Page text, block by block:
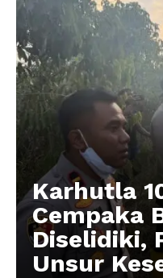
Karhutla
Cempaka
Diselidiki,
Unsur